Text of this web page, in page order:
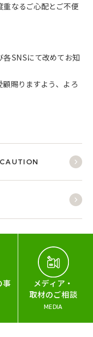
重なるご心配とご不便
各SNSにて改めてお知
賜りますよう、よろ
CAUTION
事
メディア・
取材のご相談
MEDIA